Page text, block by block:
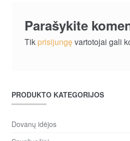
Parašykite
Tik prisijungęvartotojai gali
PRODUKTO KATEGORIJOS
Dovanų idėjos